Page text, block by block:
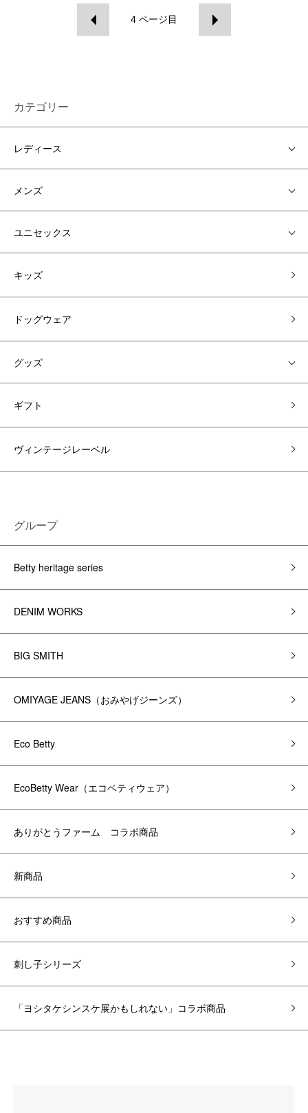
4 ページ目
カテゴリー
レディース
メンズ
ユニセックス
キッズ
ドッグウェア
グッズ
ギフト
ヴィンテージレーベル
グループ
Betty heritage series
DENIM WORKS
BIG SMITH
OMIYAGE JEANS（おみやげジーンズ）
Eco Betty
EcoBetty Wear（エコベティウェア）
ありがとうファーム コラボ商品
新商品
おすすめ商品
刺し子シリーズ
「ヨシタケシンスケ展かもしれない」コラボ商品